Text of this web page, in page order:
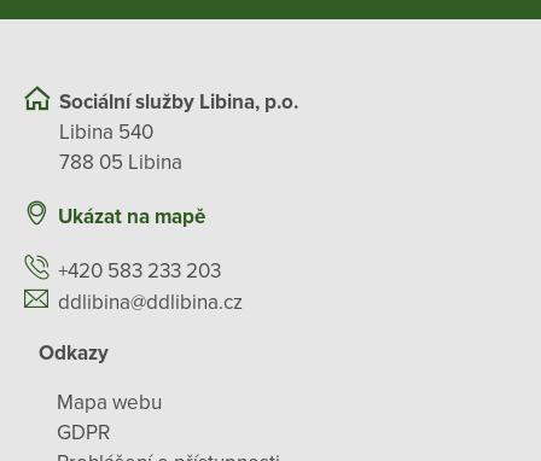
Sociální služby Libina, p.o.
Libina 540
788 05 Libina
Ukázat na mapě
+420 583 233 203
ddlibina@ddlibina.cz
Odkazy
Mapa webu
GDPR